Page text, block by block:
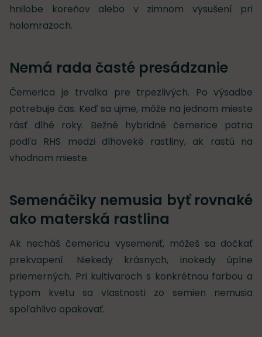
hnilobe koreňov alebo v zimnom vysušení pri
holomrazoch.
Nemá rada časté presádzanie
Čemerica je trvalka pre trpezlivých. Po výsadbe
potrebuje čas. Keď sa ujme, môže na jednom mieste
rásť dlhé roky. Bežné hybridné čemerice patria
podľa RHS medzi dlhoveké rastliny, ak rastú na
vhodnom mieste.
Semenáčiky nemusia byť rovnaké
ako materská rastlina
Ak necháš čemericu vysemeniť, môžeš sa dočkať
prekvapení. Niekedy krásnych, inokedy úplne
priemerných. Pri kultivaroch s konkrétnou farbou a
typom kvetu sa vlastnosti zo semien nemusia
spoľahlivo opakovať.